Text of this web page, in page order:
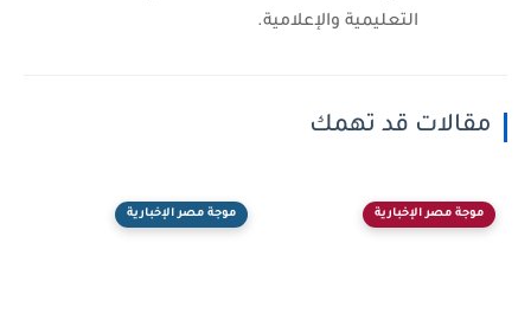
التعليمية والإعلامية.
مقالات قد تهمك
موجة مصر الإخبارية موجة مصر الإخبارية